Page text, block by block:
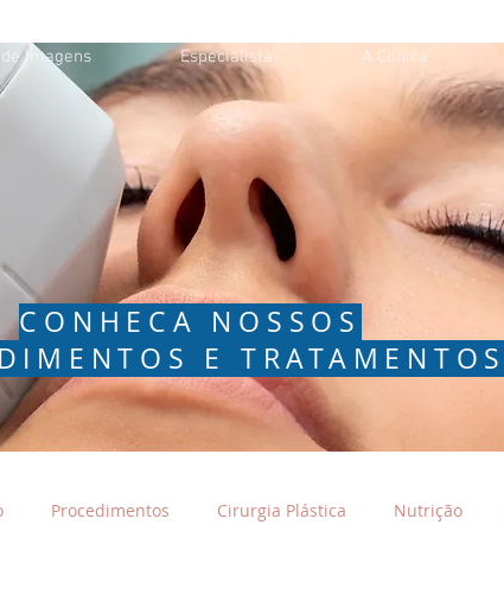
Imagens Especialista A Clínica
CONHECA NOSSOS
E TRATAMENTOS
Procedimentos Cirurgia Plástica Nutrição